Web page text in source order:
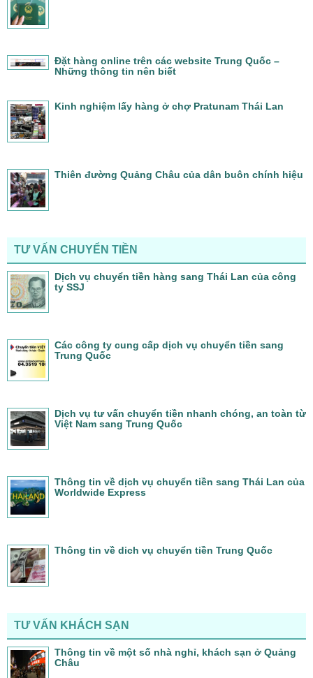
Đặt hàng online trên các website Trung Quốc –
Những thông tin nên biết
Kinh nghiệm lấy hàng ở chợ Pratunam Thái Lan
Thiên đường Quảng Châu của dân buôn chính hiệu
TƯ VẤN CHUYỂN TIỀN
Dịch vụ chuyển tiền hàng sang Thái Lan của công
ty SSJ
Các công ty cung cấp dịch vụ chuyển tiền sang
Trung Quốc
Dịch vụ tư vấn chuyển tiền nhanh chóng, an toàn từ
Việt Nam sang Trung Quốc
Thông tin về dịch vụ chuyển tiền sang Thái Lan của
Worldwide Express
Thông tin về dich vụ chuyển tiền Trung Quốc
TƯ VẤN KHÁCH SẠN
Thông tin về một số nhà nghỉ, khách sạn ở Quảng
Châu